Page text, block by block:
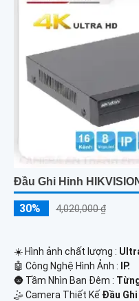
Đầu Ghi Hinh
30% 4,020,000 ₫
☀️ Hình ảnh chất lượng :
🤖️ Công Nghệ Hình Ảnh :
IP.
🌚 Tầm Nhìn Ban Đêm :
🤹 Camera Thiết Kế Đầu